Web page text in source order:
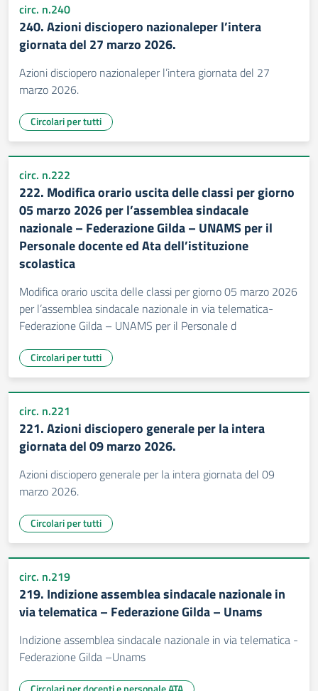
circ. n.240
240. Azioni disciopero nazionaleper l’intera
giornata del 27 marzo 2026.
Azioni disciopero nazionaleper l’intera giornata del 27
marzo 2026.
Circolari per tutti
circ. n.222
222. Modifica orario uscita delle classi per giorno
05 marzo 2026 per l’assemblea sindacale
nazionale – Federazione Gilda – UNAMS per il
Personale docente ed Ata dell’istituzione
scolastica
Modifica orario uscita delle classi per giorno 05 marzo 2026
per l’assemblea sindacale nazionale in via telematica-
Federazione Gilda – UNAMS per il Personale d
Circolari per tutti
circ. n.221
221. Azioni disciopero generale per la intera
giornata del 09 marzo 2026.
Azioni disciopero generale per la intera giornata del 09
marzo 2026.
Circolari per tutti
circ. n.219
219. Indizione assemblea sindacale nazionale in
via telematica – Federazione Gilda – Unams
Indizione assemblea sindacale nazionale in via telematica -
Federazione Gilda –Unams